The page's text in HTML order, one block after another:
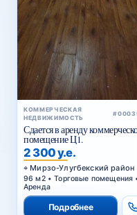
КОММЕРЧЕСКАЯ
НЕДВИЖИМОСТЬ
Сдается в аренду
помещение Ц1.
2 300 у.е.
Мирзо-Улугбекский район
96 м2 • Торговые помещения
Аренда
Подробнее